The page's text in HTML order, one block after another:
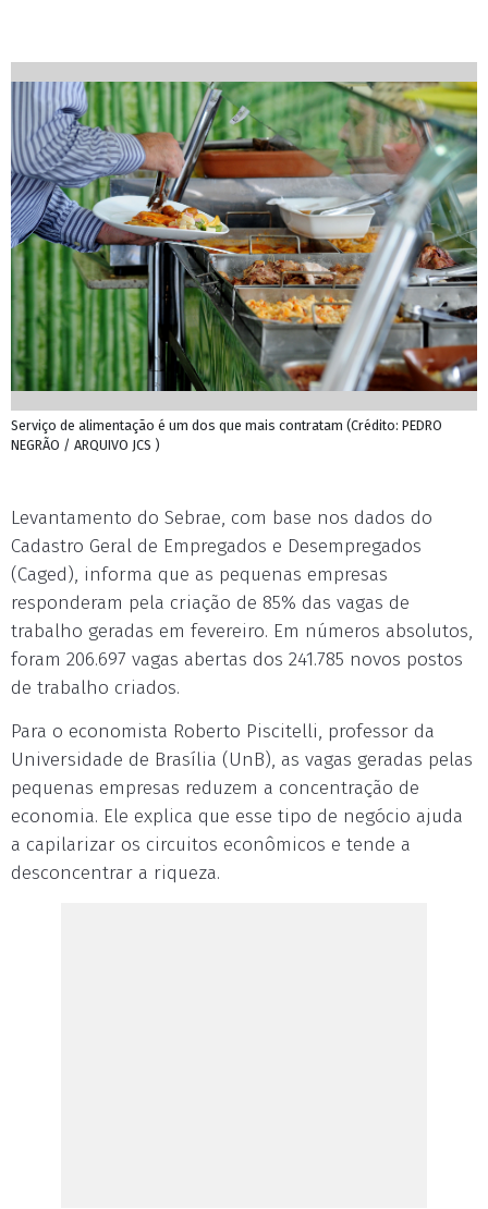
Serviço de alimentação é um dos que mais contratam (Crédito: PEDRO
NEGRÃO / ARQUIVO JCS )
Levantamento do Sebrae, com base nos dados do
Cadastro Geral de Empregados e Desempregados
(Caged), informa que as pequenas empresas
responderam pela criação de 85% das vagas de
trabalho geradas em fevereiro. Em números absolutos,
foram 206.697 vagas abertas dos 241.785 novos postos
de trabalho criados.
Para o economista Roberto Piscitelli, professor da
Universidade de Brasília (UnB), as vagas geradas pelas
pequenas empresas reduzem a concentração de
economia. Ele explica que esse tipo de negócio ajuda
a capilarizar os circuitos econômicos e tende a
desconcentrar a riqueza.